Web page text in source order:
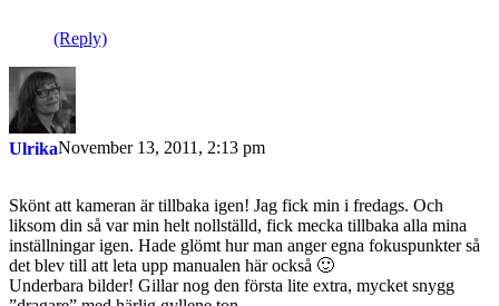
(Reply)
UlrikaNovember 13, 2011, 2:13 pm
Skönt att kameran är tillbaka igen! Jag fick min i fredags. Och
liksom din så var min helt nollställd, fick mecka tillbaka alla mina
inställningar igen. Hade glömt hur man anger egna fokuspunkter så
det blev till att leta upp manualen här också 🙂
Underbara bilder! Gillar nog den första lite extra, mycket snygg